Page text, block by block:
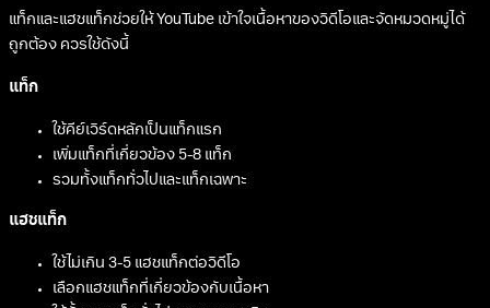
แท็กและแฮชแท็กช่วยให้ YouTube เข้าใจเนื้อหาของวิดีโอและจัดหมวดหมู่ได้
ถูกต้อง ควรใช้ดังนี้
แท็ก
ใช้คีย์เวิร์ดหลักเป็นแท็กแรก
เพิ่มแท็กที่เกี่ยวข้อง 5-8 แท็ก
รวมทั้งแท็กทั่วไปและแท็กเฉพาะ
แฮชแท็ก
ใช้ไม่เกิน 3-5 แฮชแท็กต่อวิดีโอ
เลือกแฮชแท็กที่เกี่ยวข้องกับเนื้อหา